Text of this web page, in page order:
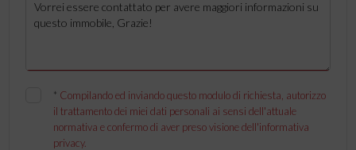
* Compilando ed inviando questo modulo di richiesta, autorizzo
il trattamento dei miei dati personali ai sensi dell'attuale
normativa e confermo di aver preso visione dell'informativa
privacy.